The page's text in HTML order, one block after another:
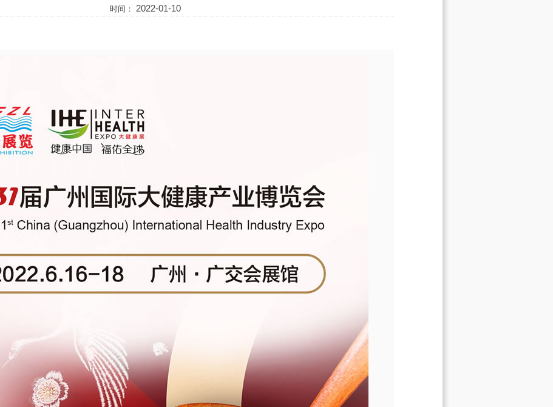
时间： 2022-01-10